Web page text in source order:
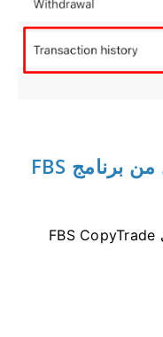
كيف يمكنني سحب الأموال من برنامج FBS
يمكنك سحب الأموال من حسابك في FBS CopyTrade